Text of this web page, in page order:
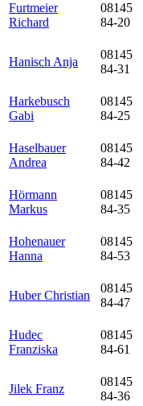
Furtmeier
Richard
08145
84-20
Hanisch Anja
08145
84-31
Harkebusch
Gabi
08145
84-25
Haselbauer
Andrea
08145
84-42
Hörmann
Markus
08145
84-35
Hohenauer
Hanna
08145
84-53
Huber Christian
08145
84-47
Hudec
Franziska
08145
84-61
Jilek Franz
08145
84-36